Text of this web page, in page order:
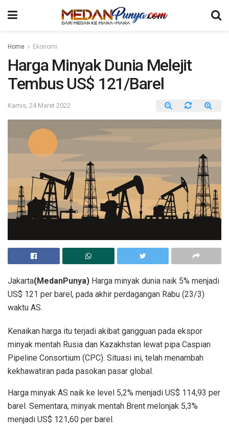
Home Ekonomi
Harga Minyak Dunia Melejit
Tembus US$ 121/Barel
Kamis, 24 Maret 2022
Jakarta(MedanPunya) Harga minyak dunia naik 5% menjadi
US$ 121 per barel, pada akhir perdagangan Rabu (23/3)
waktu AS.
Kenaikan harga itu terjadi akibat gangguan pada ekspor
minyak mentah Rusia dan Kazakhstan lewat pipa Caspian
Pipeline Consortium (CPC). Situasi ini, telah menambah
kekhawatiran pada pasokan pasar global.
Harga minyak AS naik ke level 5,2% menjadi US$ 114,93 per
barel. Sementara, minyak mentah Brent melonjak 5,3%
menjadi US$ 121,60 per barel.